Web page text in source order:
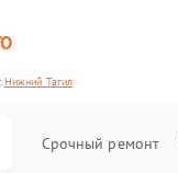
Нижний Тагил
Срочный ремонт